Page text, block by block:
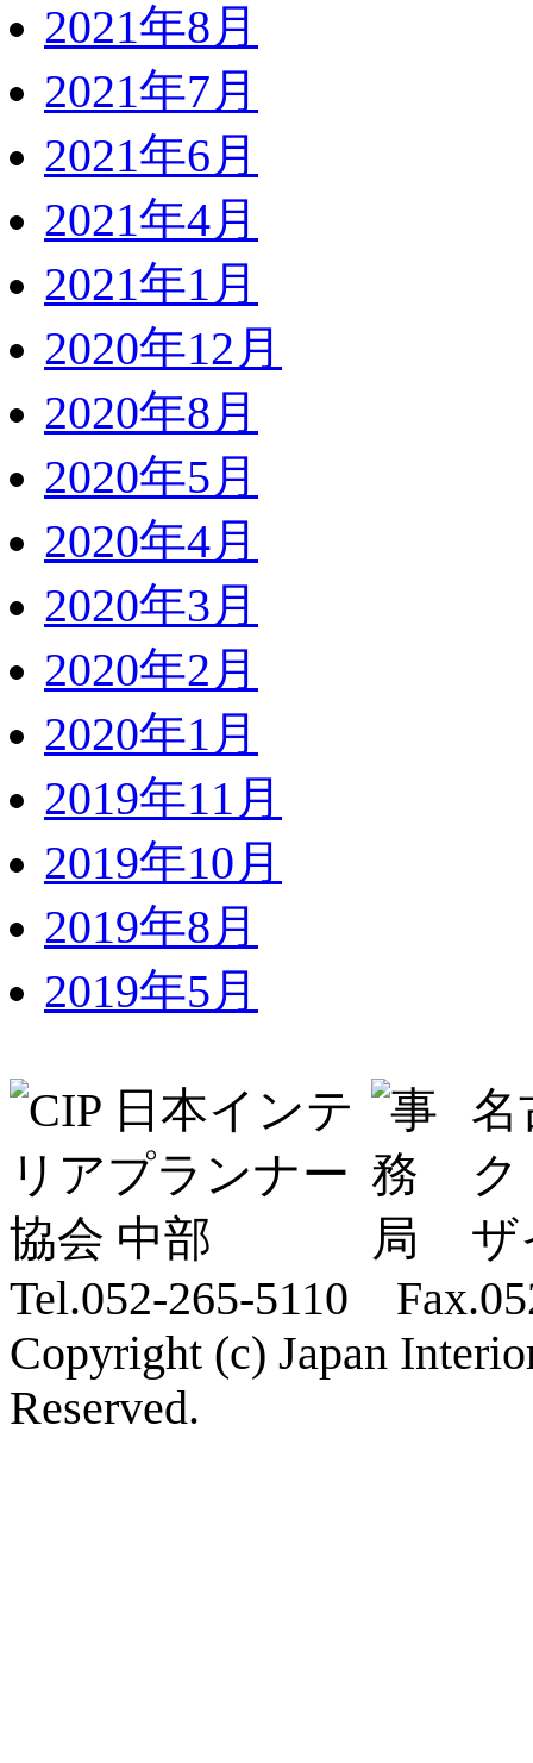
2021年8月
2021年7月
2021年6月
2021年4月
2021年1月
2020年12月
2020年8月
2020年5月
2020年4月
2020年3月
2020年2月
2020年1月
2019年11月
2019年10月
2019年8月
2019年5月
名
ザ
Tel.052-265-5110
Copyright (c) Japan
Reserved.